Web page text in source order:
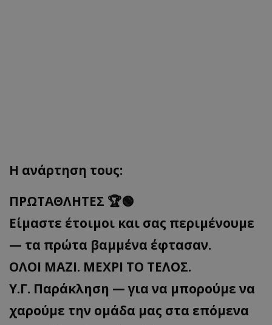
Η ανάρτηση τους:
ΠΡΩΤΑΘΛΗΤΕΣ 🏆🟢
Είμαστε έτοιμοι και σας περιμένουμε
— τα πρώτα βαμμένα έφτασαν.
ΟΛΟΙ ΜΑΖΙ. ΜΕΧΡΙ ΤΟ ΤΕΛΟΣ.
Υ.Γ. Παράκληση — για να μπορούμε να
χαρούμε την ομάδα μας στα επόμενα